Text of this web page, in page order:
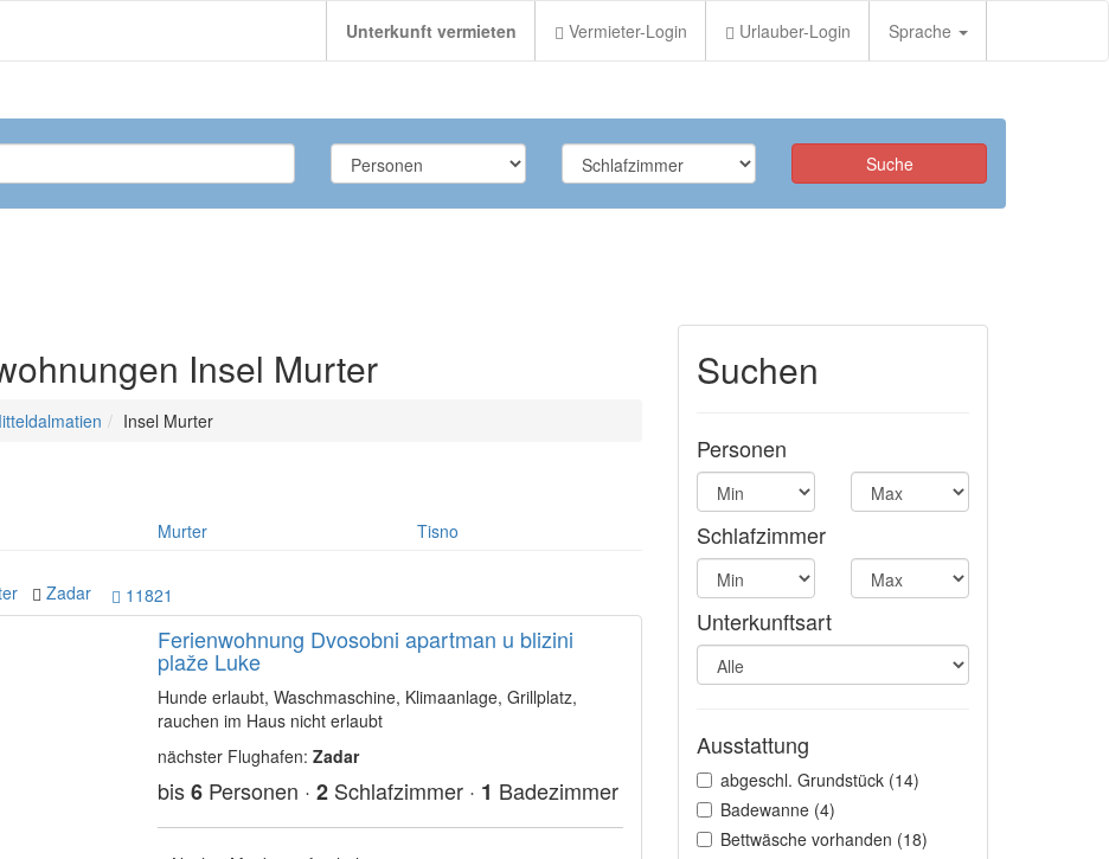
Unterkunft vermieten Vermieter-Login Urlauber-Login Sprache
Suchen
Personen
Schlafzimmer
Unterkunftsart
Ausstattung
abgeschl. Grundstück (14)
Badewanne (4)
Bettwäsche vorhanden (18)
Insel Murter
Insel Murter
Murter Tisno
Zadar 11821
Ferienwohnung Dvosobni apartman u blizini
plaže Luke
Hunde erlaubt, Waschmaschine, Klimaanlage, Grillplatz,
rauchen im Haus nicht erlaubt
nächster Flughafen: Zadar
bis6Personen · 2Schlafzimmer · 1 Badezimmer